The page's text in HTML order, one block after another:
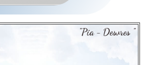
"Pia - Desvres "